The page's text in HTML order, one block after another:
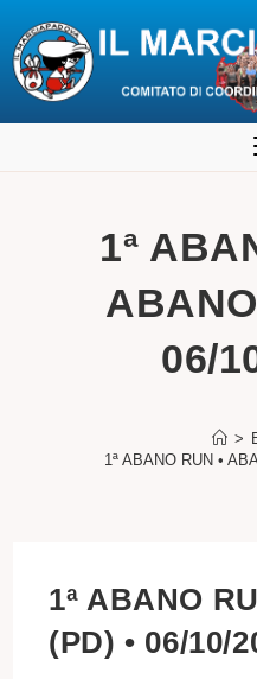
al
1ª
06/
>
1ª ABANO RUN •
1ª ABANO
(PD) • 06/10/